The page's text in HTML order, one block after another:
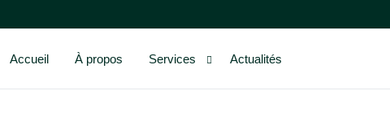
Accueil À propos Services Actualités